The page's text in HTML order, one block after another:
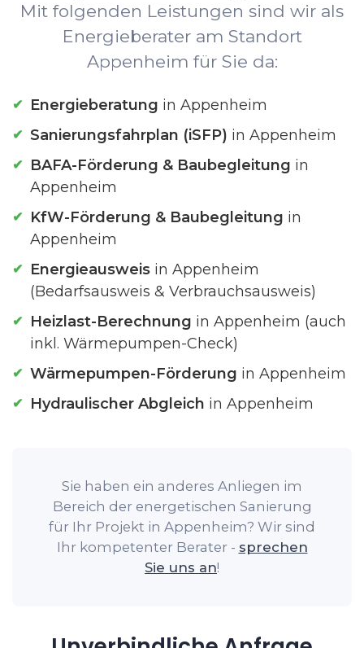
Mit folgenden Leistungen sind wir als
Energieberater am Standort
Appenheim für Sie da:
Energieberatung in Appenheim
Sanierungsfahrplan (iSFP) in Appenheim
BAFA-Förderung & Baubegleitung in
Appenheim
KfW-Förderung & Baubegleitung in
Appenheim
Energieausweis in Appenheim
(Bedarfsausweis & Verbrauchsausweis)
Heizlast-Berechnung in Appenheim (auch
inkl. Wärmepumpen-Check)
Wärmepumpen-Förderung in Appenheim
Hydraulischer Abgleich in Appenheim
Sie haben ein anderes Anliegen im
Bereich der energetischen Sanierung
für Ihr Projekt in Appenheim? Wir sind
Ihr kompetenter Berater - sprechen
Sie uns an!